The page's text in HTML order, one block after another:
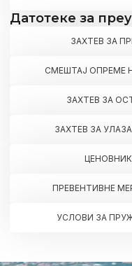
Датотеке за
ЗАХТЕВ ЗА
СМЕШТАЈ ОПРЕМЕ
ЗАХТЕВ ЗА
ЗАХТЕВ ЗА
ПРЕВЕНТИВНЕ
УСЛОВИ ЗА